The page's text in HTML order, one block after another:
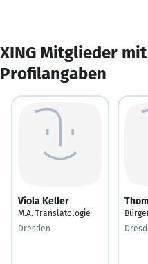
XING Mitglieder
Profilangaben
Viola Keller
M.A. Translatologie
Dresden